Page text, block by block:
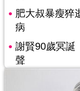
肥大叔暴瘦猝
病
謝賢90歲冥
聲